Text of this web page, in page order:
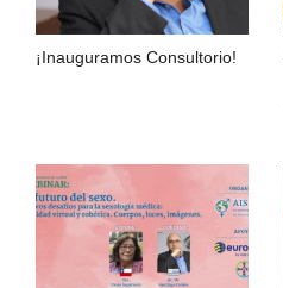
¡Inauguramos Consultorio!